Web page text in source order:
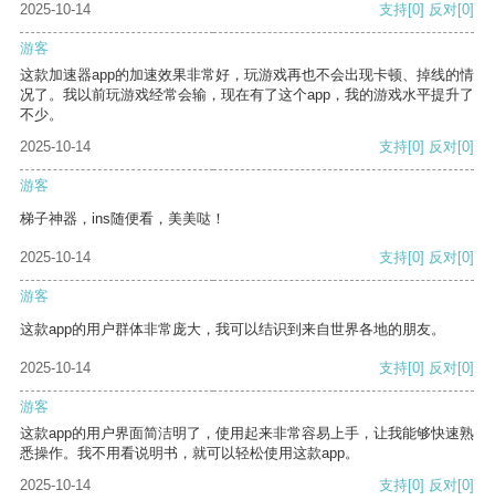
2025-10-14
支持[0] 反对[0]
游客
这款加速器app的加速效果非常好，玩游戏再也不会出现卡顿、掉线的情
况了。我以前玩游戏经常会输，现在有了这个app，我的游戏水平提升了
不少。
2025-10-14
支持[0] 反对[0]
游客
梯子神器，ins随便看，美美哒！
2025-10-14 支持[0] 反对[0]
游客
这款app的用户群体非常庞大，我可以结识到来自世界各地的朋友。
2025-10-14 支持[0] 反对[0]
游客
这款app的用户界面简洁明了，使用起来非常容易上手，让我能够快速熟
悉操作。我不用看说明书，就可以轻松使用这款app。
2025-10-14
支持[0] 反对[0]